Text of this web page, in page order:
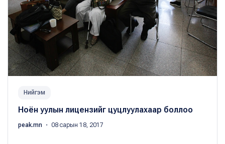
Нийгэм
Ноён уулын лицензийг цуцлуулахаар боллоо
peak.mn ・ 08 сарын 18, 2017